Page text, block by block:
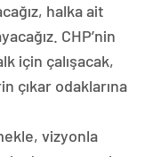
halka ait
CHP’nin
için çalışacak,
çıkar odaklarına
vizyonla